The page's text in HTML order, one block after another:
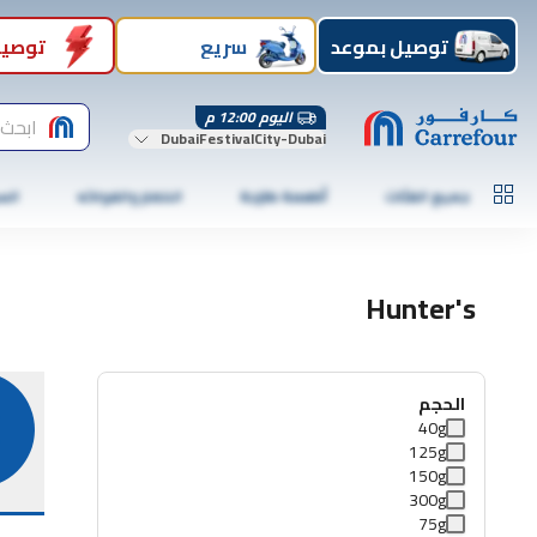
توصيل بموعد سريع
اليوم 12:00 م
DubaiFestivalCity-Dubai
جميع الفئات أطعمة طازجة الخضار والفواكه
Hunter's
الحجم
40g
125g
150g
300g
75g